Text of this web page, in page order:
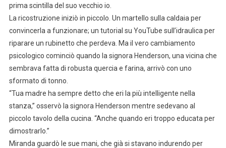
prima scintilla del suo vecchio io.
La ricostruzione iniziò in piccolo. Un martello sulla caldaia per
convincerla a funzionare; un tutorial su YouTube sull’idraulica per
riparare un rubinetto che perdeva. Ma il vero cambiamento
psicologico cominciò quando la signora Henderson, una vicina che
sembrava fatta di robusta quercia e farina, arrivò con uno
sformato di tonno.
“Tua madre ha sempre detto che eri la più intelligente nella
stanza,” osservò la signora Henderson mentre sedevano al
piccolo tavolo della cucina. “Anche quando eri troppo educata per
dimostrarlo.”
Miranda guardò le sue mani, che già si stavano indurendo per